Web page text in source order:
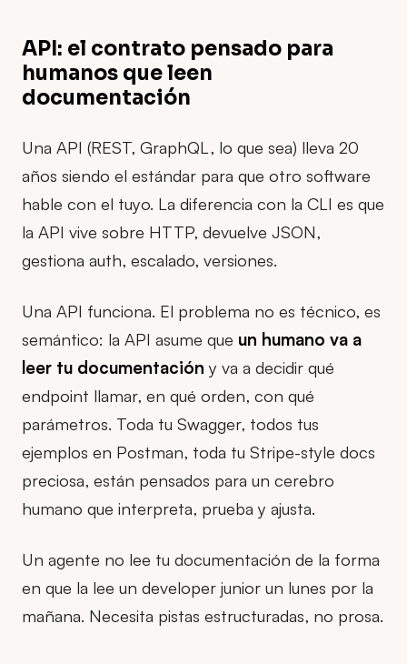
API: el contrato pensado para
humanos que leen
documentación
Una API (REST, GraphQL, lo que sea) lleva 20
años siendo el estándar para que otro software
hable con el tuyo. La diferencia con la CLI es que
la API vive sobre HTTP, devuelve JSON,
gestiona auth, escalado, versiones.
Una API funciona. El problema no es técnico, es
semántico: la API asume que un humano va a
leer tu documentación y va a decidir qué
endpoint llamar, en qué orden, con qué
parámetros. Toda tu Swagger, todos tus
ejemplos en Postman, toda tu Stripe-style docs
preciosa, están pensados para un cerebro
humano que interpreta, prueba y ajusta.
Un agente no lee tu documentación de la forma
en que la lee un developer junior un lunes por la
mañana. Necesita pistas estructuradas, no prosa.